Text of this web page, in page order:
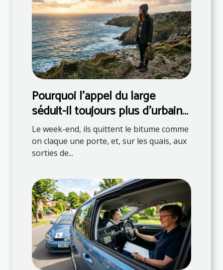
Pourquoi l’appel du large
séduit-il toujours plus d’urbains
?
Le week-end, ils quittent le bitume comme
on claque une porte, et, sur les quais, aux
sorties de...